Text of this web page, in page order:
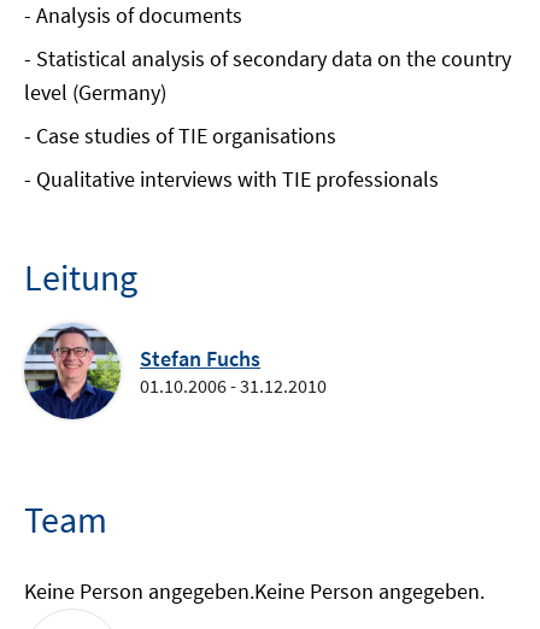
- Analysis of documents
- Statistical analysis of secondary data on the country
level (Germany)
- Case studies of TIE organisations
- Qualitative interviews with TIE professionals
Leitung
Stefan Fuchs
01.10.2006 - 31.12.2010
Team
Keine Person angegeben.Keine Person angegeben.